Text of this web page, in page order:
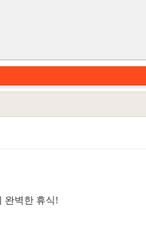
완벽한 휴식!
리